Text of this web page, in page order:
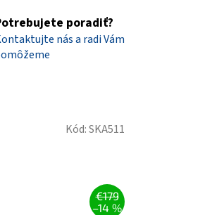
poradiť?
nás a radi Vám
€179
–14 %
Kód:SKA511